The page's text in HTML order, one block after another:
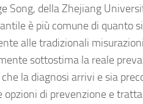
Song, della Zhejiang
è più comune di quanto
alle tradizionali
sottostima la reale
la diagnosi arrivi e sia
opzioni di prevenzione e